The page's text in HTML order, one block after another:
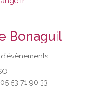
Bonaguil
-
53 71 90 33